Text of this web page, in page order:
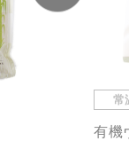
常
有機